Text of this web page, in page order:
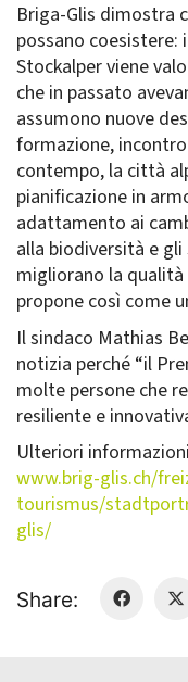
Briga-Glis dimostra
possano coesistere:
Stockalper viene
che in passato
assumono nuove
formazione,
contempo, la città
pianificazione in
adattamento ai
alla biodiversità e
migliorano la
propone così come
Il sindaco Mathias
notizia perché “il
molte persone che
resiliente e
Ulteriori
www.brig-glis.ch/
tourismus/
glis/
Share: